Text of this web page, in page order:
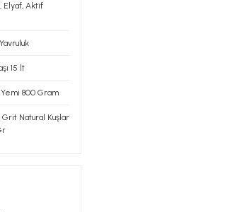
Elyaf, Aktif
15 lt
800 Gram
Natural Kuşlar